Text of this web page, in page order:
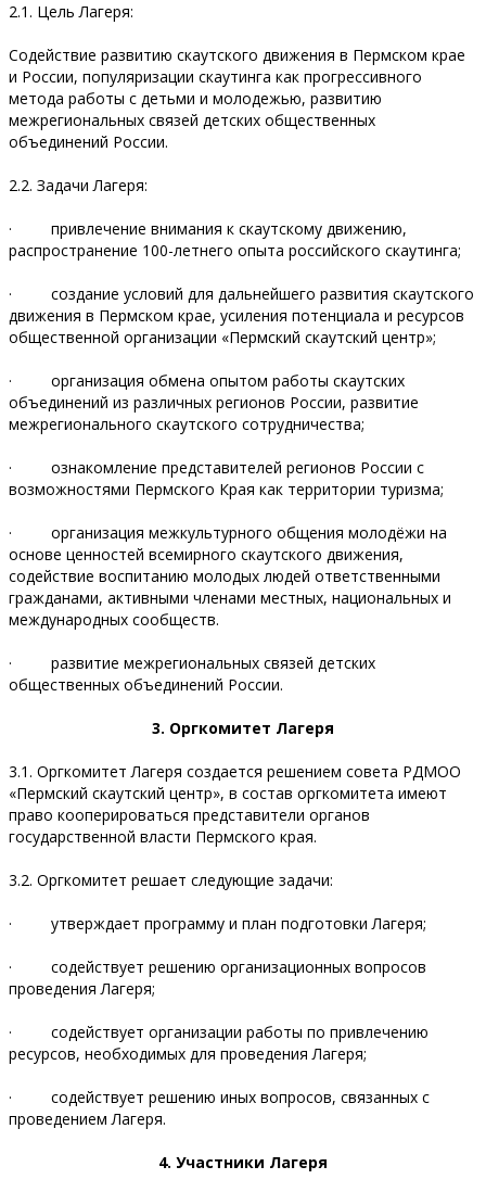
2.1. Цель Лагеря:
Содействие развитию скаутского движения в Пермском крае
и России, популяризации скаутинга как прогрессивного
метода работы с детьми и молодежью, развитию
межрегиональных связей детских общественных
объединений России.
2.2. Задачи Лагеря:
· привлечение внимания к скаутскому движению,
распространение 100-летнего опыта российского скаутинга;
· создание условий для дальнейшего развития скаутского
движения в Пермском крае, усиления потенциала и ресурсов
общественной организации «Пермский скаутский центр»;
· организация обмена опытом работы скаутских
объединений из различных регионов России, развитие
межрегионального скаутского сотрудничества;
· ознакомление представителей регионов России с
возможностями Пермского Края как территории туризма;
· организация межкультурного общения молодёжи на
основе ценностей всемирного скаутского движения,
содействие воспитанию молодых людей ответственными
гражданами, активными членами местных, национальных и
международных сообществ.
· развитие межрегиональных связей детских
общественных объединений России.
3. Оргкомитет Лагеря
3.1. Оргкомитет Лагеря создается решением совета РДМОО
«Пермский скаутский центр», в состав оргкомитета имеют
право кооперироваться представители органов
государственной власти Пермского края.
3.2. Оргкомитет решает следующие задачи:
· утверждает программу и план подготовки Лагеря;
· содействует решению организационных вопросов
проведения Лагеря;
· содействует организации работы по привлечению
ресурсов, необходимых для проведения Лагеря;
· содействует решению иных вопросов, связанных с
проведением Лагеря.
4. Участники Лагеря